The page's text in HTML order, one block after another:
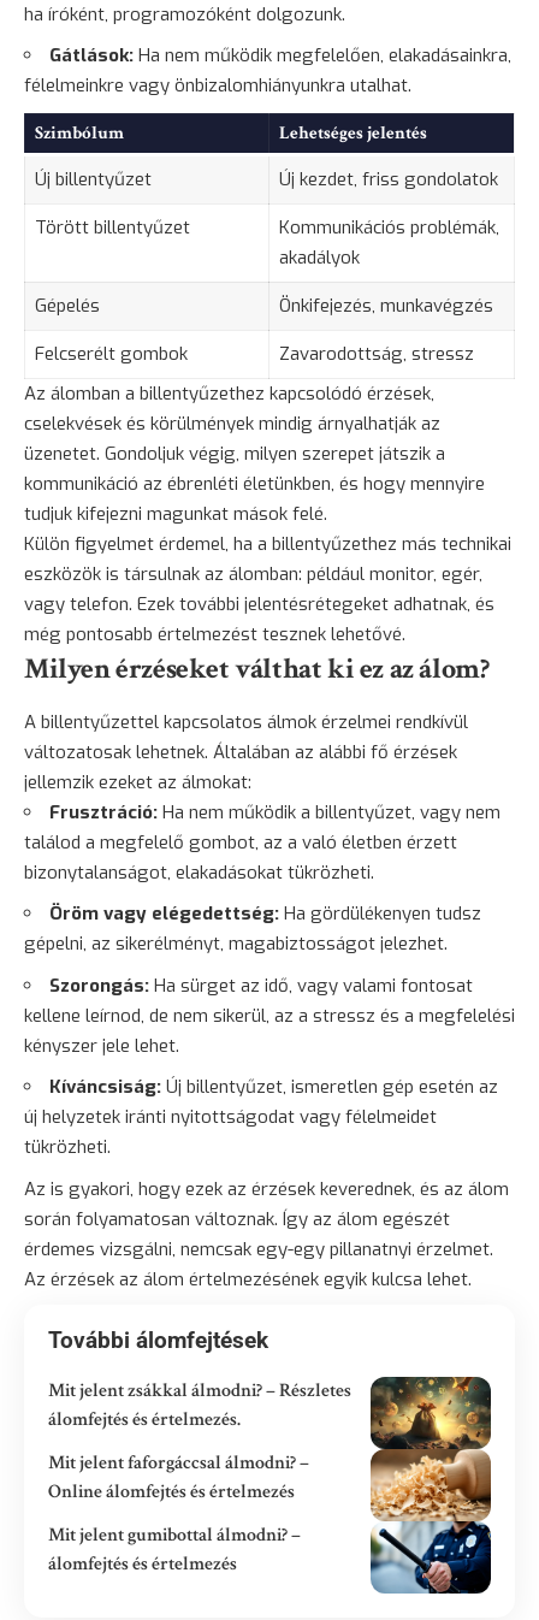
ha íróként, programozóként dolgozunk.
Gátlások: Ha nem működik megfelelően, elakadásainkra,
félelmeinkre vagy önbizalomhiányunkra utalhat.
Szimbólum Lehetséges jelentés
Új billentyűzet
Új kezdet, friss gondolatok
Törött billentyűzet
Kommunikációs problémák,
akadályok
Gépelés
Önkifejezés, munkavégzés
Felcserélt gombok
Zavarodottság, stressz
Az álomban a billentyűzethez kapcsolódó érzések,
cselekvések és körülmények mindig árnyalhatják az
üzenetet. Gondoljuk végig, milyen szerepet játszik a
kommunikáció az ébrenléti életünkben, és hogy mennyire
tudjuk kifejezni magunkat mások felé.
Külön figyelmet érdemel, ha a billentyűzethez más technikai
eszközök is társulnak az álomban: például monitor, egér,
vagy telefon. Ezek további jelentésrétegeket adhatnak, és
még pontosabb értelmezést tesznek lehetővé.
Milyen érzéseket válthat ki ez az álom?
A billentyűzettel kapcsolatos álmok érzelmei rendkívül
változatosak lehetnek. Általában az alábbi fő érzések
jellemzik ezeket az álmokat:
Frusztráció: Ha nem működik a billentyűzet, vagy nem
találod a megfelelő gombot, az a való életben érzett
bizonytalanságot, elakadásokat tükrözheti.
Öröm vagy elégedettség: Ha gördülékenyen tudsz
gépelni, az sikerélményt, magabiztosságot jelezhet.
Szorongás: Ha sürget az idő, vagy valami fontosat
kellene leírnod, de nem sikerül, az a stressz és a megfelelési
kényszer jele lehet.
Kíváncsiság: Új billentyűzet, ismeretlen gép esetén az
új helyzetek iránti nyitottságodat vagy félelmeidet
tükrözheti.
Az is gyakori, hogy ezek az érzések keverednek, és az álom
során folyamatosan változnak. Így az álom egészét
érdemes vizsgálni, nemcsak egy-egy pillanatnyi érzelmet.
Az érzések az álom értelmezésének egyik kulcsa lehet.
További álomfejtések
Mit jelent zsákkal álmodni? – Részletes
álomfejtés és értelmezés.
Mit jelent faforgáccsal álmodni? –
Online álomfejtés és értelmezés
Mit jelent gumibottal álmodni? –
álomfejtés és értelmezés